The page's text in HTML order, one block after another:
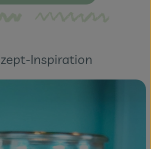
Inspiration